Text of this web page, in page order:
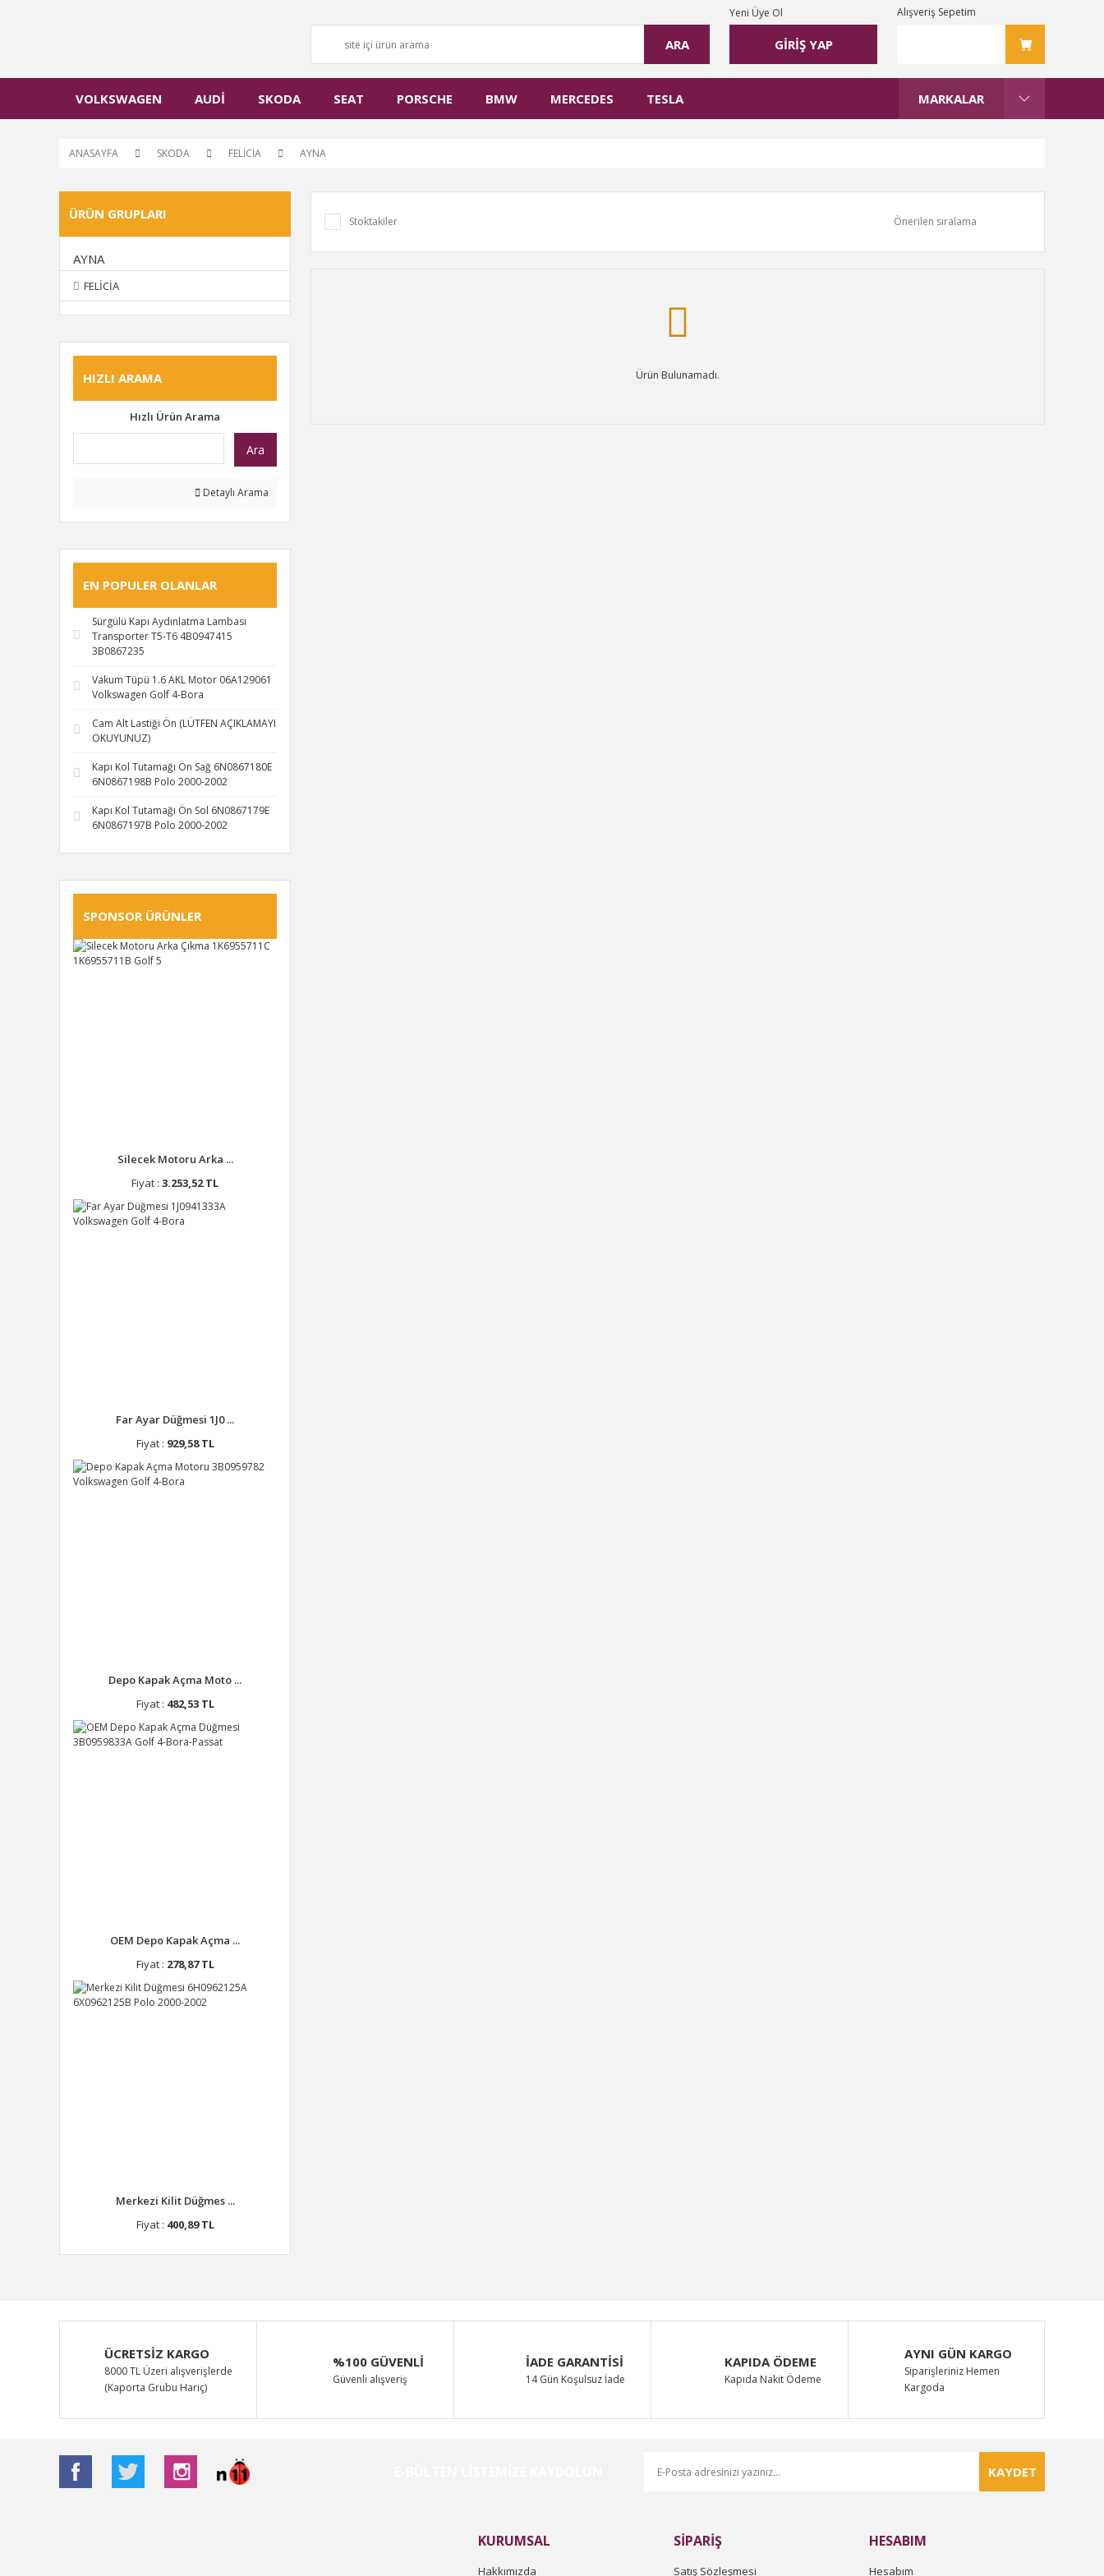
ARA GİRİŞ YAP
Yeni Üye Ol Alışveriş Sepetim
VOLKSWAGEN AUDİ SKODA SEAT PORSCHE BMW MERCEDES TESLA MARKALAR
ANASAYFA SKODA FELİCİA AYNA
ÜRÜN GRUPLARI
AYNA
FELİCİA
HIZLI ARAMA
Hızlı Ürün Arama
Ara
Detaylı Arama
EN POPULER OLANLAR
Sürgülü Kapı Aydınlatma Lambası
Transporter T5-T6 4B0947415
3B0867235
Vakum Tüpü 1.6 AKL Motor 06A129061
Volkswagen Golf 4-Bora
Cam Alt Lastiği Ön (LÜTFEN AÇIKLAMAYI
OKUYUNUZ)
Kapı Kol Tutamağı Ön Sağ 6N0867180E
6N0867198B Polo 2000-2002
Kapı Kol Tutamağı Ön Sol 6N0867179E
6N0867197B Polo 2000-2002
SPONSOR ÜRÜNLER
Silecek Motoru Arka ...
Fiyat : 3.253,52 TL
Far Ayar Düğmesi 1J0 ...
Fiyat : 929,58 TL
Depo Kapak Açma Moto ...
Fiyat : 482,53 TL
OEM Depo Kapak Açma ...
Fiyat : 278,87 TL
Merkezi Kilit Düğmes ...
Fiyat : 400,89 TL
Stoktakiler
Ürün Bulunamadı.
ÜCRETSİZ KARGO
8000 TL Üzeri alışverişlerde
(Kaporta Grubu Hariç)
%100 GÜVENLİ
Güvenli alışveriş
İADE GARANTİSİ
14 Gün Koşulsuz İade
KAPIDA ÖDEME
Kapıda Nakit Ödeme
AYNI GÜN KARGO
Siparişleriniz Hemen
Kargoda
KAYDET
KURUMSAL
Hakkımızda
SİPARİŞ
Satış Sözleşmesi
HESABIM
Hesabım